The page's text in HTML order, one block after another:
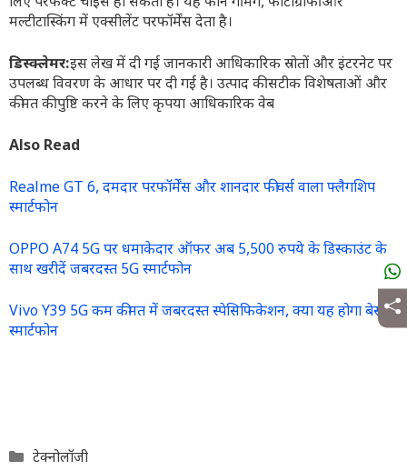
मल्टीटास्किंग में एक्सीलेंट परफॉर्मेंस देता है।
डिस्क्लेमर:इस लेख में दी गई जानकारी आधिकारिक स्रोतों और इंटरनेट पर
उपलब्ध विवरण के आधार पर दी गई है। उत्पाद की सटीक विशेषताओं और
कीमत की पुष्टि करने के लिए कृपया आधिकारिक वेब
Also Read
Realme GT 6, दमदार परफॉर्मेंस और शानदार फीचर्स वाला फ्लैगशिप
स्मार्टफोन
OPPO A74 5G पर धमाकेदार ऑफर अब 5,500 रुपये के डिस्काउंट के
साथ खरीदें जबरदस्त 5G स्मार्टफोन
Vivo Y39 5G कम कीमत में जबरदस्त स्पेसिफिकेशन, क्या यह होगा बेस्ट
स्मार्टफोन
Categories
टेक्नोलॉजी